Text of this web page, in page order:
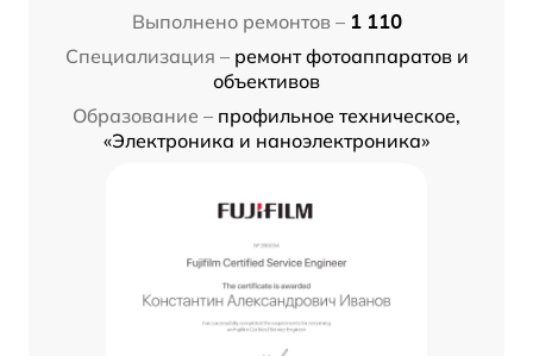
Выполнено ремонтов – 1 110
Специализация – ремонт фотоаппаратов и
объективов
Образование – профильное техническое,
«Электроника и наноэлектроника»